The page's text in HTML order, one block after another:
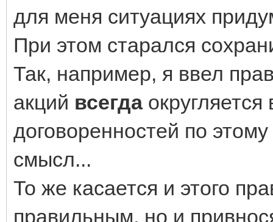
для меня ситуациях
При этом старался
Так, например, я ввел
акций всегда округляется
договоренностей по
смысл...
То же касается и этого
правильным, но и